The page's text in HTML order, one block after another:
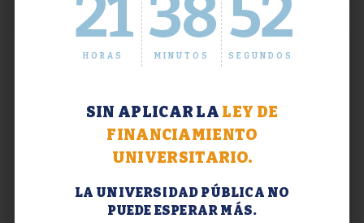
21
HORAS
38
MINUTOS
53
SEGUNDOS
SIN APLICAR LA LEY DE
FINANCIAMIENTO
UNIVERSITARIO.
LA UNIVERSIDAD PÚBLICA NO
PUEDE ESPERAR MÁS.